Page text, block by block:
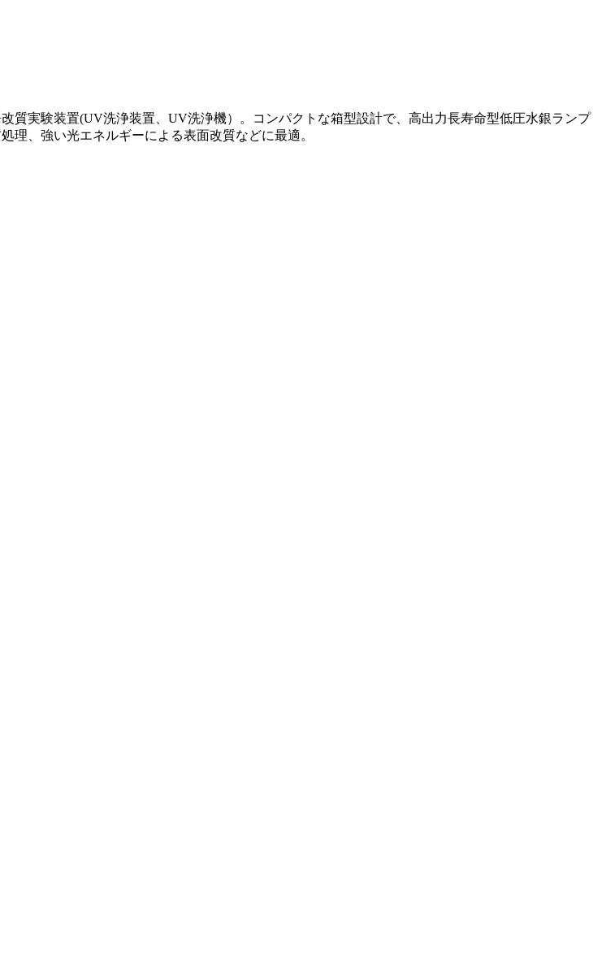
実験装置(UV洗浄装置、UV洗浄機）。コンパクトな箱型設計で、高出力長寿命型低圧水銀ランプ
理、強い光エネルギーによる表面改質などに最適。